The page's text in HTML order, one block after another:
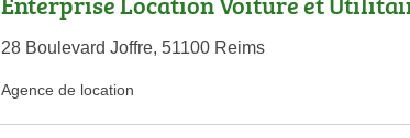
28 Boulevard Joffre, 51100 Reims
Agence de location